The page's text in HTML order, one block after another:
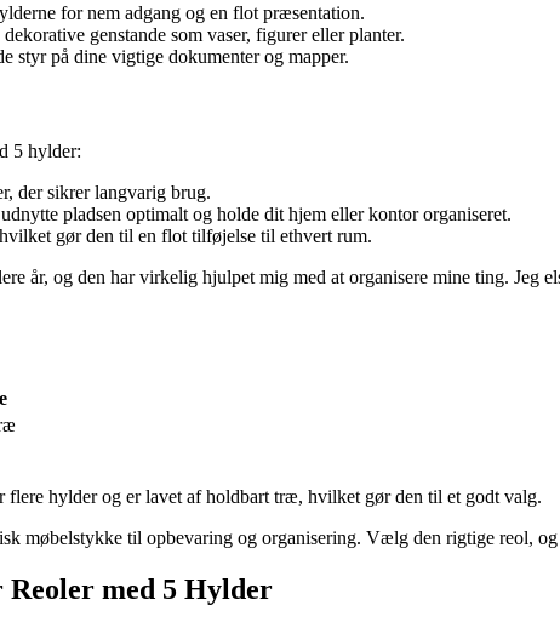
for nem adgang og en flot præsentation.
genstande som vaser, figurer eller planter.
styr på dine vigtige dokumenter og mapper.
5 hylder:
der sikrer langvarig brug.
pladsen optimalt og holde dit hjem eller kontor organiseret.
gør den til en flot tilføjelse til ethvert rum.
år, og den har virkelig hjulpet mig med at organisere mine ting. Jeg
hylder og er lavet af holdbart træ, hvilket gør den til et godt valg.
møbelstykke til opbevaring og organisering. Vælg den rigtige reol,
med 5 Hylder